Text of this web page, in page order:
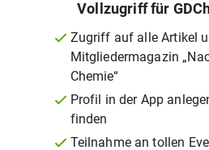
Vollzugriff für
Zugriff auf alle Artikel
Mitgliedermagazin
Chemie“
Profil in der App
finden
Teilnahme an tollen